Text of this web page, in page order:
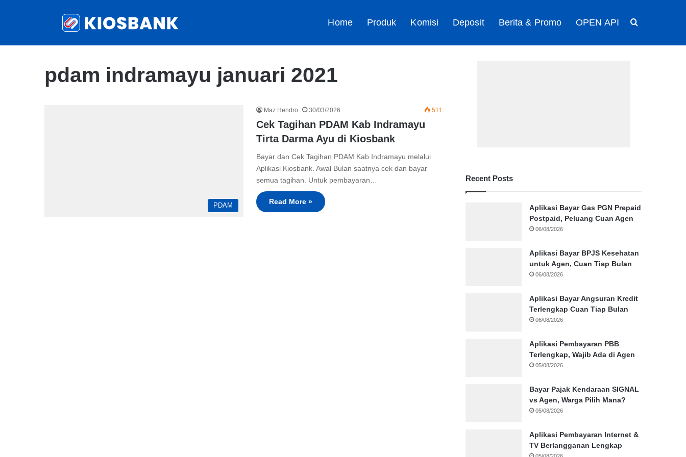
Home Produk Komisi Deposit Berita & Promo OPEN API
pdam indramayu januari 2021
PDAM
Maz Hendro 30/03/2026 511
Cek Tagihan PDAM Kab Indramayu
Tirta Darma Ayu di Kiosbank
Bayar dan Cek Tagihan PDAM Kab Indramayu melalui
Aplikasi Kiosbank. Awal Bulan saatnya cek dan bayar
semua tagihan. Untuk pembayaran…
Read More »
Recent Posts
Aplikasi Bayar Gas PGN Prepaid
Postpaid, Peluang Cuan Agen
06/08/2026
Aplikasi Bayar BPJS Kesehatan
untuk Agen, Cuan Tiap Bulan
06/08/2026
Aplikasi Bayar Angsuran Kredit
Terlengkap Cuan Tiap Bulan
06/08/2026
Aplikasi Pembayaran PBB
Terlengkap, Wajib Ada di Agen
05/08/2026
Bayar Pajak Kendaraan SIGNAL
vs Agen, Warga Pilih Mana?
05/08/2026
Aplikasi Pembayaran Internet &
TV Berlangganan Lengkap